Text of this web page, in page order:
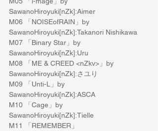
SawanoHiroyuki[nZk]:Aimer
M06 「NOISEofRAIN」by
SawanoHiroyuki[nZk]:Takanori Nishikawa
M07 「Binary Star」by
SawanoHiroyuki[nZk]:Uru
M08 「ME & CREED <nZkv>」by
SawanoHiroyuki[nZk]:さユり
M09 「Unti-L」by
SawanoHiroyuki[nZk]:ASCA
M10 「Cage」by
SawanoHiroyuki[nZk]:Tielle
M11 「REMEMBER」